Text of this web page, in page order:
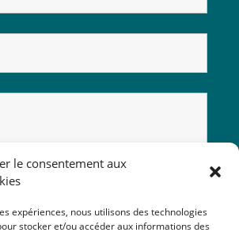
le consentement aux
expériences, nous utilisons des technologies
stocker et/ou accéder aux informations des